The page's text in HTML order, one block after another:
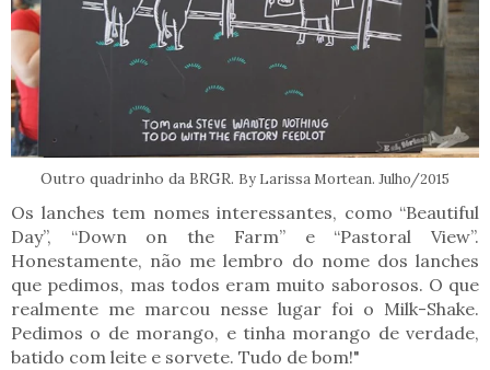
Outro quadrinho da BRGR. By Larissa Mortean. Julho/2015
Os lanches tem nomes interessantes, como “Beautiful
Day”, “Down on the Farm” e “Pastoral View”.
Honestamente, não me lembro do nome dos lanches
que pedimos, mas todos eram muito saborosos. O que
realmente me marcou nesse lugar foi o Milk-Shake.
Pedimos o de morango, e tinha morango de verdade,
batido com leite e sorvete. Tudo de bom!"